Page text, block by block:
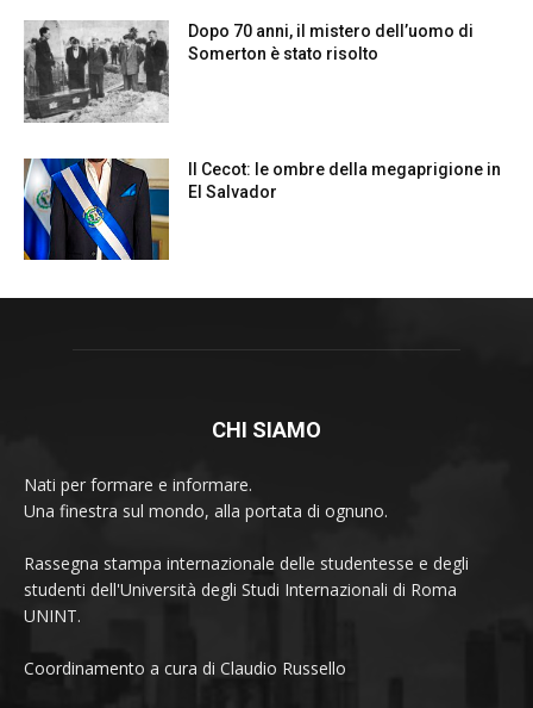
CHI SIAMO
Nati per formare e informare.
Una finestra sul mondo, alla portata di ognuno.
Rassegna stampa internazionale delle studentesse e degli
studenti dell'Università degli Studi Internazionali di Roma
UNINT.
Coordinamento a cura di Claudio Russello